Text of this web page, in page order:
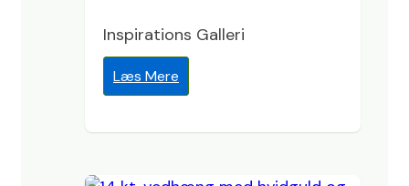
Inspirations Galleri
Læs Mere